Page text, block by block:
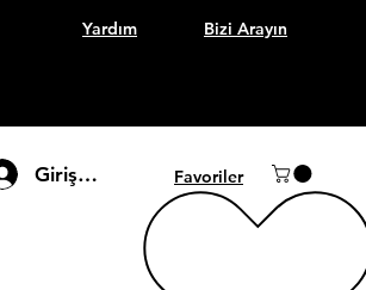
Yardım Bizi Arayın
Giriş Yap Favoriler